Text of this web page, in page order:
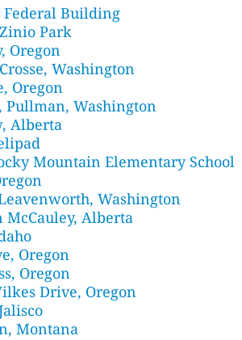
Federal Building
Park
Oregon
Washington
Oregon
Pullman, Washington
Alberta
Mountain Elementary School
Washington
McCauley, Alberta
Oregon
Oregon
Drive, Oregon
Montana